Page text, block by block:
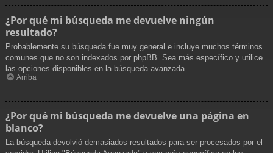
¿Por qué mi búsqueda me devuelve ningún
resultado?
Probablemente su búsqueda fue muy general e incluye muchos términos
comunes que no son indexados por phpBB. Sea más específico y utilice
las opciones disponibles en la búsqueda avanzada.
Arriba
¿Por qué mi búsqueda me devuelve una página en
blanco?
La búsqueda devolvió demasiados resultados para ser procesados por el